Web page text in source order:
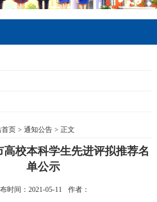
首页 > 通知公告 > 正文
高校本科学生先进评拟推荐名
单公示
时间：2021-05-11 作者：